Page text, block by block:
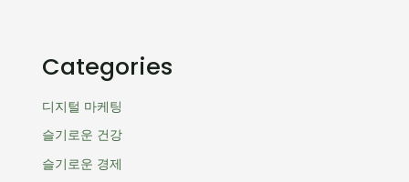
Categories
디지털 마케팅
슬기로운 건강
슬기로운 경제